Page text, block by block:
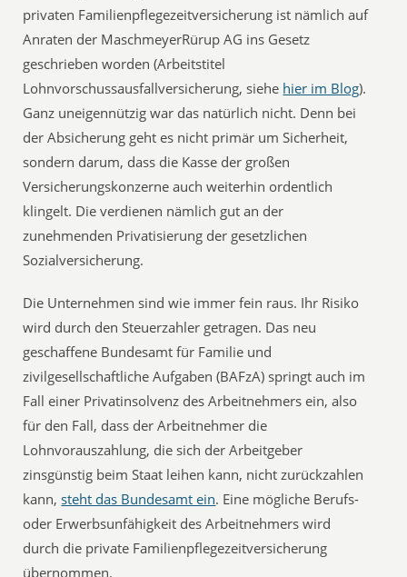
privaten Familienpflegezeitversicherung ist nämlich auf
Anraten der MaschmeyerRürup AG ins Gesetz
geschrieben worden (Arbeitstitel
Lohnvorschussausfallversicherung, siehe hier im Blog).
Ganz uneigennützig war das natürlich nicht. Denn bei
der Absicherung geht es nicht primär um Sicherheit,
sondern darum, dass die Kasse der großen
Versicherungskonzerne auch weiterhin ordentlich
klingelt. Die verdienen nämlich gut an der
zunehmenden Privatisierung der gesetzlichen
Sozialversicherung.
Die Unternehmen sind wie immer fein raus. Ihr Risiko
wird durch den Steuerzahler getragen. Das neu
geschaffene Bundesamt für Familie und
zivilgesellschaftliche Aufgaben (BAFzA) springt auch im
Fall einer Privatinsolvenz des Arbeitnehmers ein, also
für den Fall, dass der Arbeitnehmer die
Lohnvorauszahlung, die sich der Arbeitgeber
zinsgünstig beim Staat leihen kann, nicht zurückzahlen
kann,steht das Bundesamt ein. Eine mögliche Berufs-
oder Erwerbsunfähigkeit des Arbeitnehmers wird
durch die private Familienpflegezeitversicherung
übernommen.